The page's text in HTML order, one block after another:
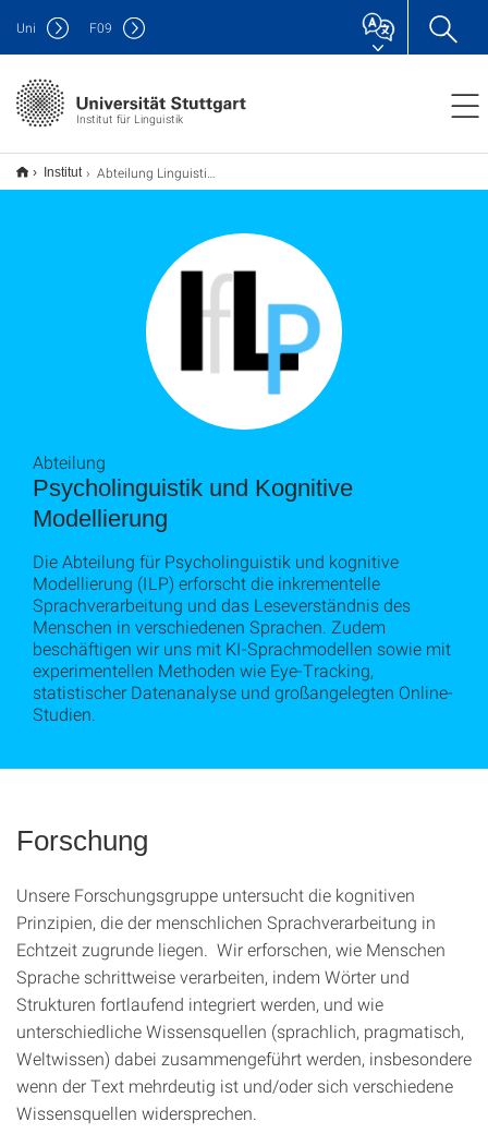
Institut für Linguistik
Uni F09
Institut Abteilung Linguistik/Psycholinguistik (ILP)
Psycholinguistik und Kognitive
Modellierung
Abteilung
Die Abteilung für Psycholinguistik und kognitive
Modellierung (ILP) erforscht die inkrementelle
Sprachverarbeitung und das Leseverständnis des
Menschen in verschiedenen Sprachen. Zudem
beschäftigen wir uns mit KI-Sprachmodellen sowie mit
experimentellen Methoden wie Eye-Tracking,
statistischer Datenanalyse und großangelegten Online-
Studien.
Forschung
Unsere Forschungsgruppe untersucht die kognitiven
Prinzipien, die der menschlichen Sprachverarbeitung in
Echtzeit zugrunde liegen. Wir erforschen, wie Menschen
Sprache schrittweise verarbeiten, indem Wörter und
Strukturen fortlaufend integriert werden, und wie
unterschiedliche Wissensquellen (sprachlich, pragmatisch,
Weltwissen) dabei zusammengeführt werden, insbesondere
wenn der Text mehrdeutig ist und/oder sich verschiedene
Wissensquellen widersprechen.